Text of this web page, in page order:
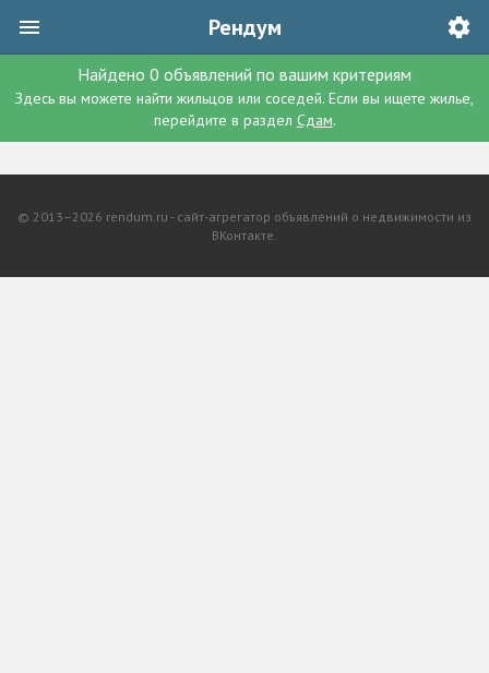
Рендум
Найдено 0 объявлений по вашим критериям
Здесь вы можете найти жильцов или соседей. Если вы ищете жилье,
перейдите в раздел Сдам.
© 2013–2026 rendum.ru - сайт-агрегатор объявлений о недвижимости из
ВКонтакте.